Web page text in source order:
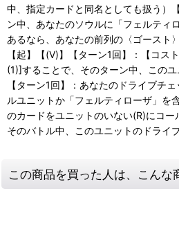
中、指定カードと同名としても扱う）
ン中、あなたのソウルに「フェルティ
あるなら、あなたの前列の〈ゴースト
【起】【(V)】【ターン1回】：【コス
(1)]することで、そのターン中、このユ
【ターン1回】：あなたのドライブチ
ルユニットか「フェルティローザ」を
のカードをユニットのいない(R)にコー
そのバトル中、このユニットのドライ
この商品を買った人は、こんな